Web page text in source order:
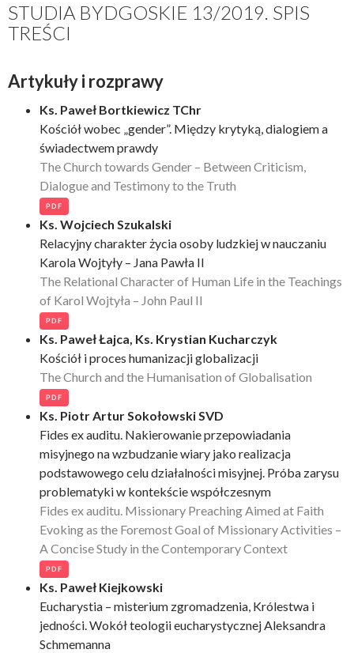
STUDIA BYDGOSKIE 13/2019. SPIS
TREŚCI
Artykuły i rozprawy
Ks. Paweł Bortkiewicz TChr
Kościół wobec „gender”. Między krytyką, dialogiem a
świadectwem prawdy
The Church towards Gender – Between Criticism,
Dialogue and Testimony to the Truth
PDF
Ks. Wojciech Szukalski
Relacyjny charakter życia osoby ludzkiej w nauczaniu
Karola Wojtyły – Jana Pawła II
The Relational Character of Human Life in the Teachings
of Karol Wojtyła – John Paul II
PDF
Ks. Paweł Łajca, Ks. Krystian Kucharczyk
Kościół i proces humanizacji globalizacji
The Church and the Humanisation of Globalisation
PDF
Ks. Piotr Artur Sokołowski SVD
Fides ex auditu. Nakierowanie przepowiadania
misyjnego na wzbudzanie wiary jako realizacja
podstawowego celu działalności misyjnej. Próba zarysu
problematyki w kontekście współczesnym
Fides ex auditu. Missionary Preaching Aimed at Faith
Evoking as the Foremost Goal of Missionary Activities –
A Concise Study in the Contemporary Context
PDF
Ks. Paweł Kiejkowski
Eucharystia – misterium zgromadzenia, Królestwa i
jedności. Wokół teologii eucharystycznej Aleksandra
Schmemanna